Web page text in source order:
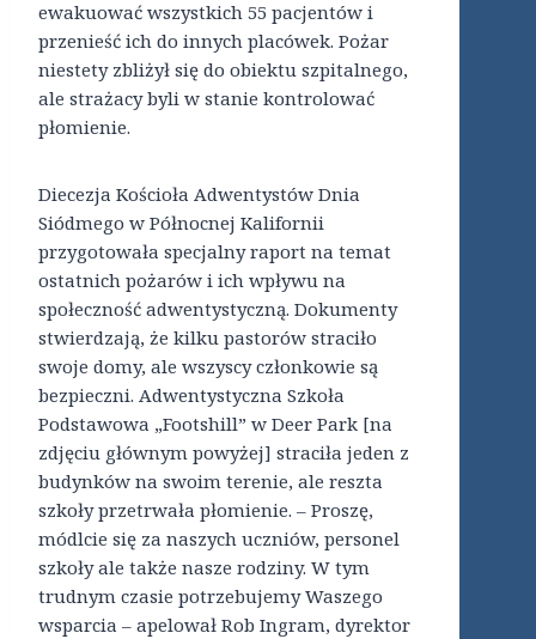
ewakuować wszystkich 55 pacjentów i
przenieść ich do innych placówek. Pożar
niestety zbliżył się do obiektu szpitalnego,
ale strażacy byli w stanie kontrolować
płomienie.
Diecezja Kościoła Adwentystów Dnia
Siódmego w Północnej Kalifornii
przygotowała specjalny raport na temat
ostatnich pożarów i ich wpływu na
społeczność adwentystyczną. Dokumenty
stwierdzają, że kilku pastorów straciło
swoje domy, ale wszyscy członkowie są
bezpieczni. Adwentystyczna Szkoła
Podstawowa „Footshill” w Deer Park [na
zdjęciu głównym powyżej] straciła jeden z
budynków na swoim terenie, ale reszta
szkoły przetrwała płomienie. – Proszę,
módlcie się za naszych uczniów, personel
szkoły ale także nasze rodziny. W tym
trudnym czasie potrzebujemy Waszego
wsparcia – apelował Rob Ingram, dyrektor